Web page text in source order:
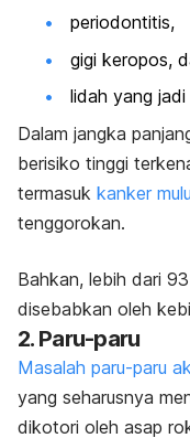
periodontitis,
gigi keropos,
lidah yang
Dalam jangka
berisiko tinggi
termasuk kanker
tenggorokan.
Bahkan, lebih dari
disebabkan oleh
2. Paru-paru
Masalah paru-paru
yang seharusnya
dikotori oleh asap